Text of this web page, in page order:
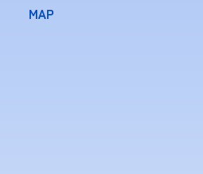
MAP